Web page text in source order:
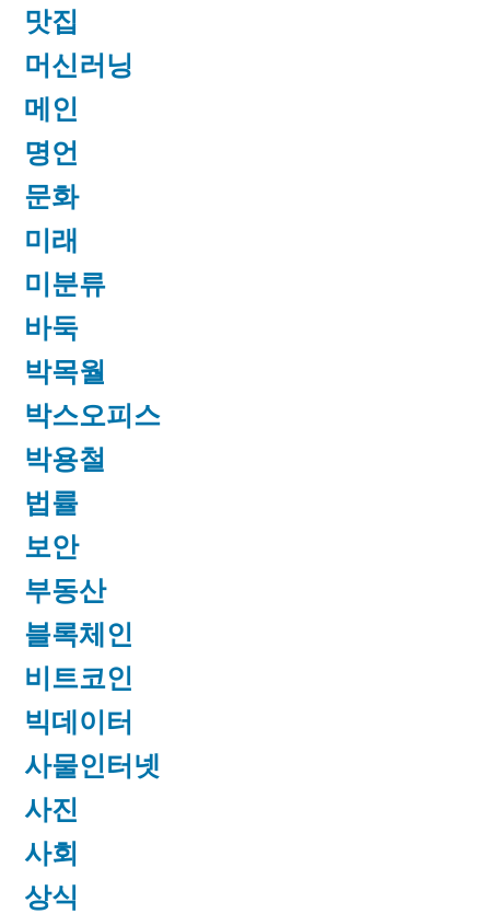
맛집
머신러닝
메인
명언
문화
미래
미분류
바둑
박목월
박스오피스
박용철
법률
보안
부동산
블록체인
비트코인
빅데이터
사물인터넷
사진
사회
상식